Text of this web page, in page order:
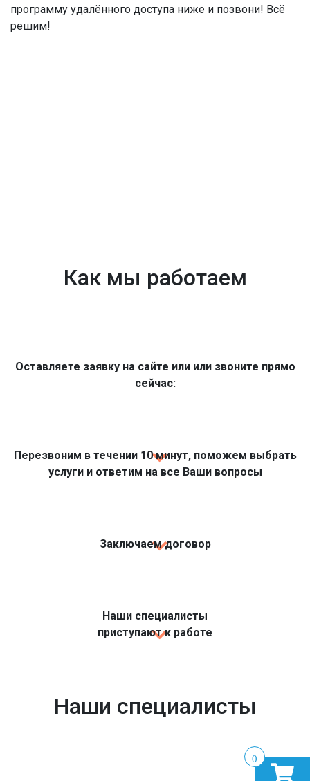
программу удалённого доступа ниже и позвони! Всё
решим!
Как мы работаем
Оставляете заявку на сайте или или звоните прямо
сейчас:
Перезвоним в течении 10 минут, поможем выбрать
услуги и ответим на все Ваши вопросы
Заключаем договор
Наши специалисты
приступают к работе
Наши специалисты
0